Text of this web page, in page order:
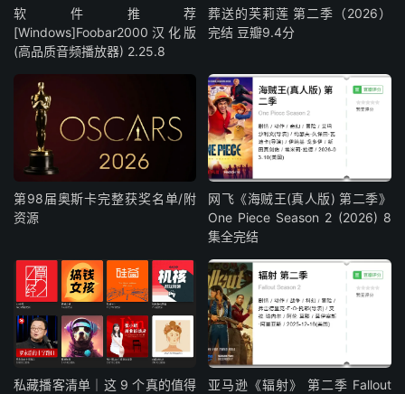
软件推荐
[Windows]Foobar2000汉化版
(高品质音频播放器) 2.25.8
葬送的芙莉莲 第二季（2026）
完结 豆瓣9.4分
第98届奥斯卡完整获奖名单/附
资源
网飞《海贼王(真人版) 第二季》
One Piece Season 2 (2026) 8
集全完结
私藏播客清单｜这 9 个真的值得
亚马逊《辐射》 第二季 Fallout